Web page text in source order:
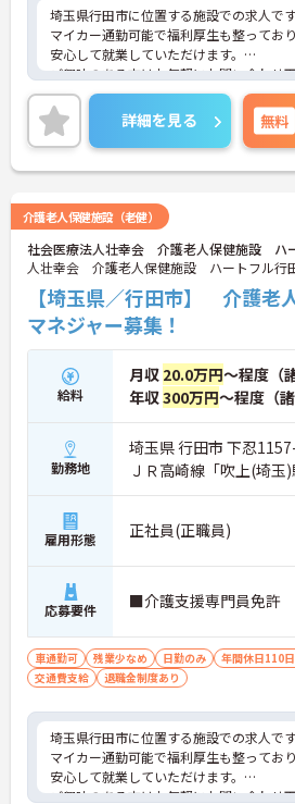
埼玉県行田市に位置する施設での求人です
マイカー通勤可能で福利厚生も整ってお
安心して就業していただけます。
ご興味のある方はお気軽にお問い合わせ
詳細を見る 無料
介護老人保健施設（老健）
社会医療法人壮幸会 介護老人保健施設 ハ
人壮幸会 介護老人保健施設 ハートフル行
【埼玉県／行田市】 介護老
マネジャー募集！
給料
月収 20.0万円～程度（
年収300万円～程度（諸
勤務地
埼玉県 行田市 下忍
ＪＲ高崎線「吹上(埼玉
雇用形態 正社員(正職員)
応募要件 ■介護支援専門員免許
車通勤可 残業少なめ 日勤のみ 年間休日110
交通費支給
退職金制度あり
埼玉県行田市に位置する施設での求人です
マイカー通勤可能で福利厚生も整ってお
安心して就業していただけます。
ご興味のある方はお気軽にお問い合わせ